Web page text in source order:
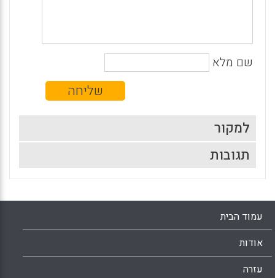
שם מלא
למקור
תגובות
עמוד הבית
אודות
עזרה